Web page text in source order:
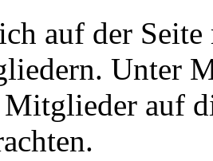
auf der
Unter
auf